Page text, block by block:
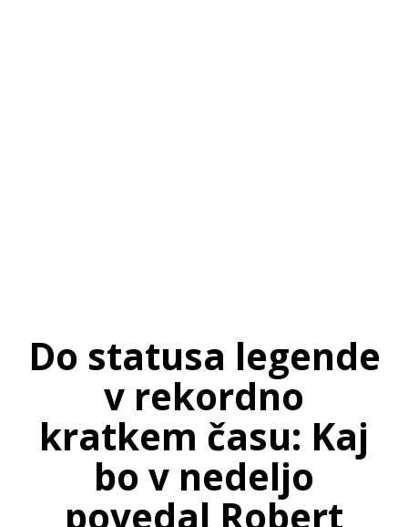
Do statusa legende
v rekordno
kratkem času: Kaj
bo v nedeljo
povedal Robert